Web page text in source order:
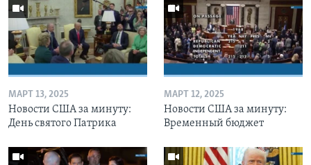
МАРТ 13, 2025
Новости США за минуту:
День святого Патрика
МАРТ 12, 2025
Новости США за минуту:
Временный бюджет